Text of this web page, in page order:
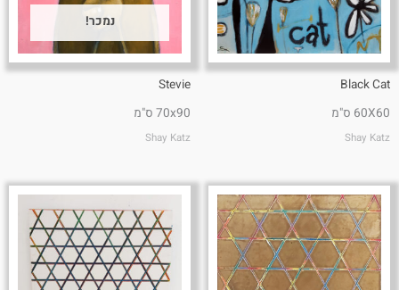
Black Cat
60X60 ס"מ
Shay Katz
נמכר!
Stevie
70x90 ס"מ
Shay Katz